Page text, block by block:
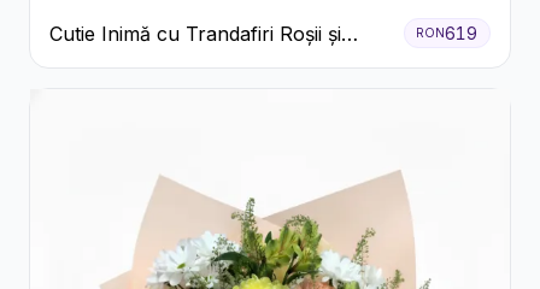
Cutie Inimă cu Trandafiri Roșii și
Bomboane Raffaello
RON619